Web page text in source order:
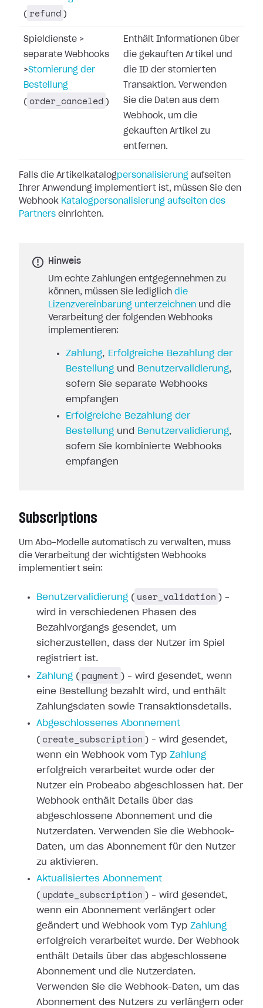
( refund )
Spieldienste >
separate Webhooks
>Stornierung der
Bestellung
( order_canceled )
Enthält Informationen über
die gekauften Artikel und
die ID der stornierten
Transaktion. Verwenden
Sie die Daten aus dem
Webhook, um die
gekauften Artikel zu
entfernen.
Falls die Artikelkatalog personalisierung aufseiten
Ihrer Anwendung
implementiert ist, müssen Sie den
Webhook Katalogpersonalisierung aufseiten des
Partners einrichten.
Hinweis
Um echte Zahlungen entgegennehmen zu
können, müssen Sie lediglich die
Lizenzvereinbarung unterzeichnen und die
Verarbeitung der folgenden Webhooks
implementieren:
Zahlung, Erfolgreiche Bezahlung der
Bestellung und Benutzervalidierung,
sofern Sie separate Webhooks
empfangen
Erfolgreiche Bezahlung der
Bestellung und Benutzervalidierung,
sofern Sie kombinierte Webhooks
empfangen
Subscriptions
Um Abo-Modelle automatisch zu verwalten, muss
die Verarbeitung der wichtigsten Webhooks
implementiert sein:
Benutzervalidierung ( user_validation ) –
wird in verschiedenen Phasen des
Bezahlvorgangs gesendet, um
sicherzustellen, dass der Nutzer im Spiel
registriert ist.
Zahlung ( payment ) – wird gesendet, wenn
eine Bestellung bezahlt wird, und enthält
Zahlungsdaten sowie
Transaktionsdetails.
Abgeschlossenes Abonnement
( create_subscription ) – wird gesendet,
wenn ein Webhook vom
Typ Zahlung
erfolgreich verarbeitet wurde oder der
Nutzer ein Probeabo abgeschlossen hat. Der
Webhook enthält Details über das
abgeschlossene Abonnement und die
Nutzerdaten. Verwenden Sie die Webhook-
Daten, um das Abonnement für den Nutzer
zu aktivieren.
Aktualisiertes Abonnement
( update_subscription ) – wird gesendet,
wenn ein Abonnement verlängert oder
geändert und Webhook vom Typ Zahlung
erfolgreich verarbeitet wurde. Der Webhook
enthält Details über das abgeschlossene
Abonnement und die Nutzerdaten.
Verwenden Sie die Webhook-Daten, um das
Abonnement des Nutzers zu verlängern oder